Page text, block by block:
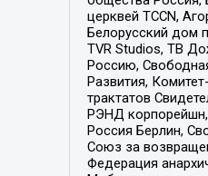
церквей TCCN,
Белорусский дом
TVR Studios, ТВ
Россию,
Развития,
трактатов
РЭНД корпорейшн,
Россия Берлин,
Союз за
Федерация